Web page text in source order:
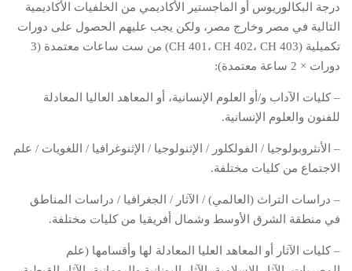
درجة البكالوريوس أو الماجستير الأكاديمي من الخلفيات الأكاديمية
التالية في مصر وخارج مصر، ولكن يجب عليهم الحصول على دورات
تكميلية (CH 401، CH 402، CH 403) من ست ساعات معتمدة (3
دورات × 2 ساعة معتمدة):
– كليات الآداب و/أو العلوم الإنسانية، أو المعاهد العاليا المعادلة
للفنون والعلوم الإنسانية.
– الأنثروبولوجيا / الفولكلور / الإثنولوجيا / الإثنوغرافيا / اللغويات / علم
الاجتماع من كليات مختلفة.
– دراسات التراث (العالمي) / الآثار / الجغرافيا / دراسات المناطق
في منطقة الشرق الأوسط وشمال أفريقيا من كليات مختلفة.
– كليات الآثار أو المعاهد العليا المعادلة لها وأقسامها (علم